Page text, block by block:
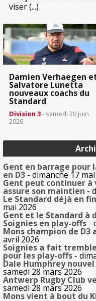
viser (...)
Damien Verhaegen
Salvatore Lunetta
nouveaux coachs du
Standard
Division 3- samedi 20 juin
2026
Gent en barrage pour
en D3 - dimanche 17
Gent peut continuer à
assure son maintien -
Le Standard déjà en
mai 2026
Gent et le Standard à
Soignies en play-offs -
Mons champion de D3
avril 2026
Soignies a fait
pour les play-offs -
Dale Humphrey
samedi 28 mars 2026
Antwerp Rugby Club
samedi 28 mars 2026
Mons vient à bout du